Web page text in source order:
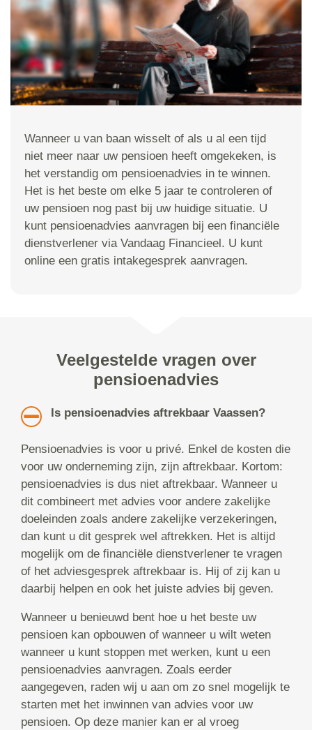
Wanneer u van baan wisselt of als u al een tijd
niet meer naar uw pensioen heeft omgekeken, is
het verstandig om pensioenadvies in te winnen.
Het is het beste om elke 5 jaar te controleren of
uw pensioen nog past bij uw huidige situatie. U
kunt pensioenadvies aanvragen bij een financiële
dienstverlener via Vandaag Financieel. U kunt
online een gratis intakegesprek aanvragen.
Veelgestelde vragen over
pensioenadvies
Is pensioenadvies aftrekbaar Vaassen?
Pensioenadvies is voor u privé. Enkel de kosten die
voor uw onderneming zijn, zijn aftrekbaar. Kortom:
pensioenadvies is dus niet aftrekbaar. Wanneer u
dit combineert met advies voor andere zakelijke
doeleinden zoals andere zakelijke verzekeringen,
dan kunt u dit gesprek wel aftrekken. Het is altijd
mogelijk om de financiële dienstverlener te vragen
of het adviesgesprek aftrekbaar is. Hij of zij kan u
daarbij helpen en ook het juiste advies bij geven.
Wanneer u benieuwd bent hoe u het beste uw
pensioen kan opbouwen of wanneer u wilt weten
wanneer u kunt stoppen met werken, kunt u een
pensioenadvies aanvragen. Zoals eerder
aangegeven, raden wij u aan om zo snel mogelijk te
starten met het inwinnen van advies voor uw
pensioen. Op deze manier kan er al vroeg